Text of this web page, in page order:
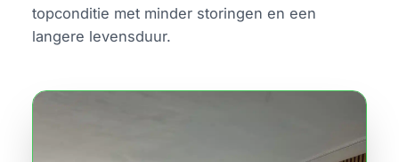
topconditie met minder storingen en een
langere levensduur.